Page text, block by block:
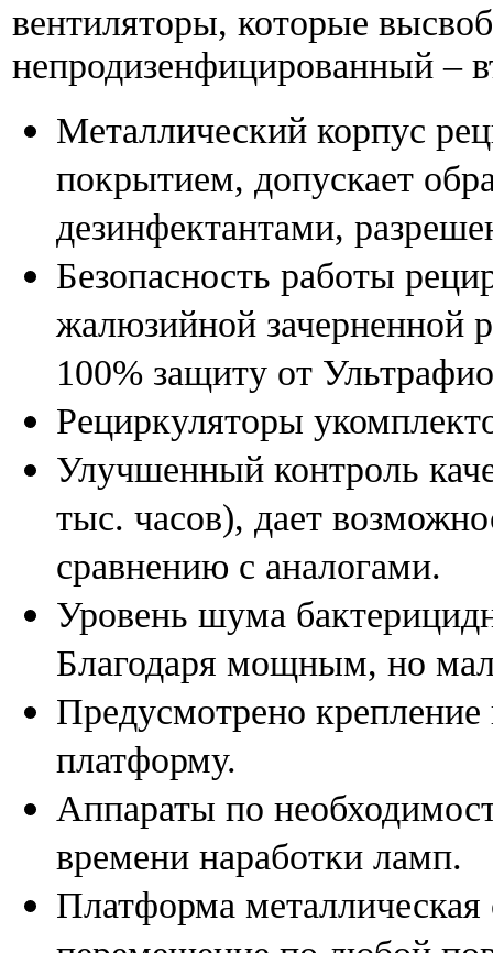
вентиляторы, которые
непродизенфицированный –
Металлический корпус
покрытием, допускает
дезинфектантами,
Безопасность работы
жалюзийной зачерненной
100% защиту от
Рециркуляторы
Улучшенный контроль
тыс. часов), дает
сравнению с аналогами.
Уровень шума
Благодаря мощным, но
Предусмотрено
платформу.
Аппараты по
времени наработки ламп.
Платформа